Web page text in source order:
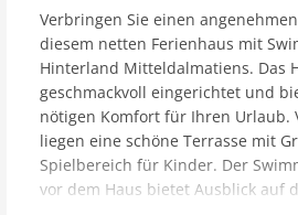
Verbringen Sie einen
diesem netten Ferienhaus mit
Hinterland Mitteldalmatiens. Das
geschmackvoll eingerichtet und
nötigen Komfort für Ihren Urlaub.
liegen eine schöne Terrasse mit
Spielbereich für Kinder. Der
vor dem Haus bietet Ausblick auf